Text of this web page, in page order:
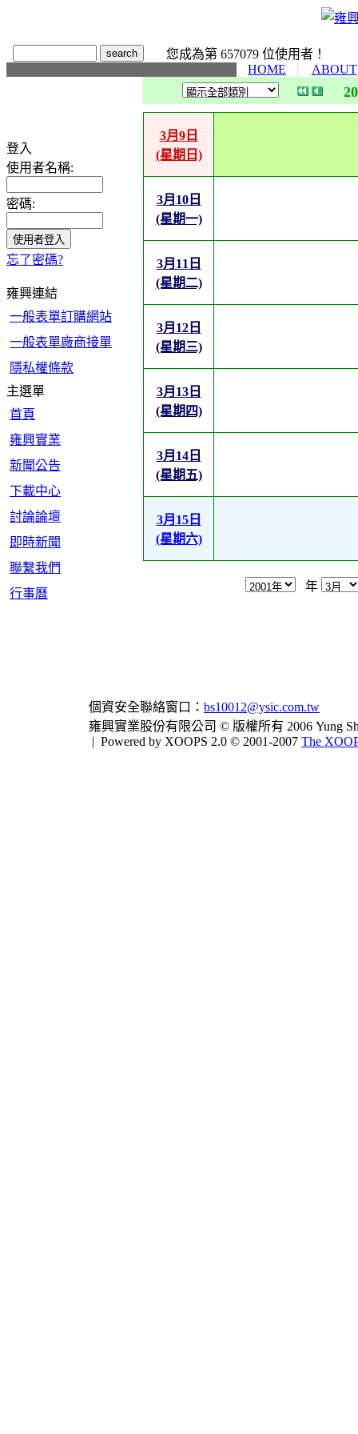
您成為第 657079 位使用者！
HOME
ABOUT
登入
使用者名稱:
密碼:
忘了密碼?
雍興連結
一般表單訂購網站
一般表單廠商接單
隱私權條款
主選單
首頁
雍興實業
新聞公告
下載中心
討論論壇
即時新聞
聯繫我們
行事曆
3月9日
(星期日)
3月10日
(星期一)
3月11日
(星期二)
3月12日
(星期三)
3月13日
(星期四)
3月14日
(星期五)
3月15日
(星期六)
年
個資安全聯絡窗口： bs10012@ysic.com.tw
雍興實業股份有限公司 © 版權所有 2006 Yung
| Powered by XOOPS 2.0 © 2001-2007 The